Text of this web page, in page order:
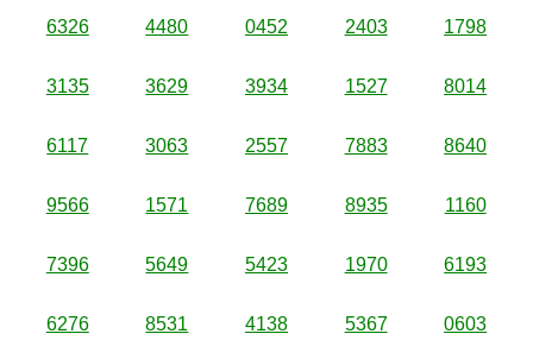
6326 4480 0452 2403 1798
3135 3629 3934 1527 8014
6117 3063 2557 7883 8640
9566 1571 7689 8935 1160
7396 5649 5423 1970 6193
6276 8531 4138 5367 0603